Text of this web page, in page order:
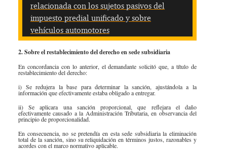
relacionada con los sujetos pasivos del
impuesto predial unificado y sobre
vehículos automotores
2. Sobre el restablecimiento del derecho en sede subsidiaria
En concordancia con lo anterior, el demandante solicitó que, a título de
restablecimiento del derecho:
i) Se redujera la base para determinar la sanción, ajustándola a la
información que efectivamente estaba obligado a entregar.
ii) Se aplicara una sanción proporcional, que reflejara el daño
efectivamente causado a la Administración Tributaria, en observancia del
principio de proporcionalidad.
En consecuencia, no se pretendía en esta sede subsidiaria la eliminación
total de la sanción, sino su reliquidación en términos justos, razonables y
acordes con el marco normativo aplicable.